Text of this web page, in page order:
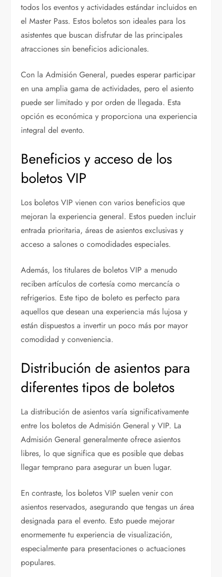
todos los eventos y actividades estándar incluidos en
el Master Pass. Estos boletos son ideales para los
asistentes que buscan disfrutar de las principales
atracciones sin beneficios adicionales.
Con la Admisión General, puedes esperar participar
en una amplia gama de actividades, pero el asiento
puede ser limitado y por orden de llegada. Esta
opción es económica y proporciona una experiencia
integral del evento.
Beneficios y acceso de los
boletos VIP
Los boletos VIP vienen con varios beneficios que
mejoran la experiencia general. Estos pueden incluir
entrada prioritaria, áreas de asientos exclusivas y
acceso a salones o comodidades especiales.
Además, los titulares de boletos VIP a menudo
reciben artículos de cortesía como mercancía o
refrigerios. Este tipo de boleto es perfecto para
aquellos que desean una experiencia más lujosa y
están dispuestos a invertir un poco más por mayor
comodidad y conveniencia.
Distribución de asientos para
diferentes tipos de boletos
La distribución de asientos varía significativamente
entre los boletos de Admisión General y VIP. La
Admisión General generalmente ofrece asientos
libres, lo que significa que es posible que debas
llegar temprano para asegurar un buen lugar.
En contraste, los boletos VIP suelen venir con
asientos reservados, asegurando que tengas un área
designada para el evento. Esto puede mejorar
enormemente tu experiencia de visualización,
especialmente para presentaciones o actuaciones
populares.